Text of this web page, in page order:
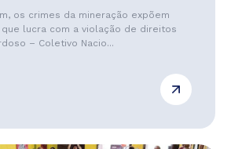
os crimes da mineração expõem
que lucra com a violação de direitos
– Coletivo Nacio...